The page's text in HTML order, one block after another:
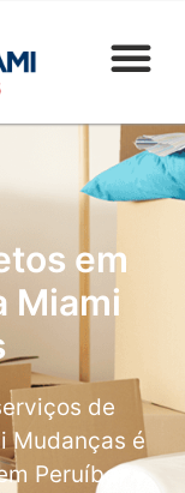
em
Miami
de
Mudanças é
Peruíbe,